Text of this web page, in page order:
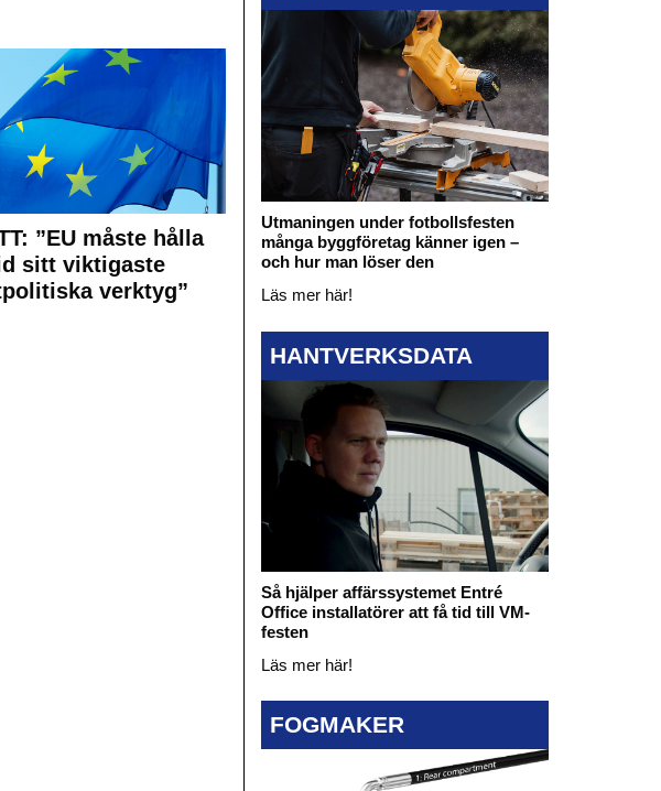
”EU måste hålla
sitt viktigaste
verktyg”
Utmaningen under fotbollsfesten
många byggföretag känner igen –
och hur man löser den
Läs mer här!
HANTVERKSDATA
Så hjälper affärssystemet Entré
Office installatörer att få tid till VM-
festen
Läs mer här!
FOGMAKER